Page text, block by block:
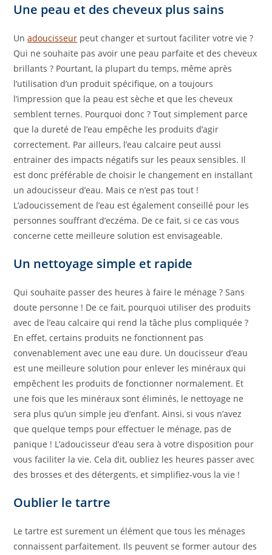
Une peau et des cheveux plus sains
Unadoucisseur peut changer et surtout faciliter votre vie ?
Qui ne souhaite pas avoir une peau parfaite et des cheveux
brillants ? Pourtant, la plupart du temps, même après
l’utilisation d’un produit spécifique, on a toujours
l’impression que la peau est sèche et que les cheveux
semblent ternes. Pourquoi donc ? Tout simplement parce
que la dureté de l’eau empêche les produits d’agir
correctement. Par ailleurs, l’eau calcaire peut aussi
entrainer des impacts négatifs sur les peaux sensibles. Il
est donc préférable de choisir le changement en installant
un adoucisseur d’eau. Mais ce n’est pas tout !
L’adoucissement de l’eau est également conseillé pour les
personnes souffrant d’eczéma. De ce fait, si ce cas vous
concerne cette meilleure solution est envisageable.
Un nettoyage simple et rapide
Qui souhaite passer des heures à faire le ménage ? Sans
doute personne ! De ce fait, pourquoi utiliser des produits
avec de l’eau calcaire qui rend la tâche plus compliquée ?
En effet, certains produits ne fonctionnent pas
convenablement avec une eau dure. Un doucisseur d’eau
est une meilleure solution pour enlever les minéraux qui
empêchent les produits de fonctionner normalement. Et
une fois que les minéraux sont éliminés, le nettoyage ne
sera plus qu’un simple jeu d’enfant. Ainsi, si vous n’avez
que quelque temps pour effectuer le ménage, pas de
panique ! L’adoucisseur d’eau sera à votre disposition pour
vous faciliter la vie. Cela dit, oubliez les heures passer avec
des brosses et des détergents, et simplifiez-vous la vie !
Oublier le tartre
Le tartre est surement un élément que tous les ménages
connaissent parfaitement. Ils peuvent se former autour des